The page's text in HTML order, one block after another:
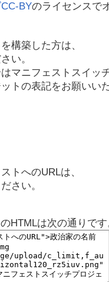
BYのライセンスで
構築した方は、
い。
マニフェストスイッ
トの表記をお願いい
トへのURLは、
さい。
HTMLは次の通りです